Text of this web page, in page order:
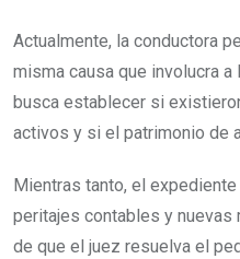
Actualmente, la conductora
misma causa que involucra
busca establecer si
activos y si el patrimonio de
Mientras tanto, el
peritajes contables y nuevas
de que el juez resuelva el